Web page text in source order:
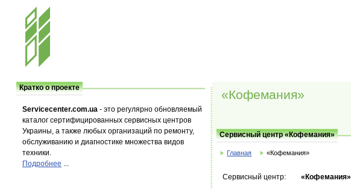
«Кофемания»
Сервисный центр «Кофемания»
Главная «Кофемания»
Сервисный центр:
«Кофемания»
Кратко о проекте
Servicecenter.com.ua- это регулярно обновляемый
каталог сертифицированных сервисных центров
Украины, а также любых организаций по ремонту,
обслуживанию и диагностике множества видов
техники.
Подробнее ...